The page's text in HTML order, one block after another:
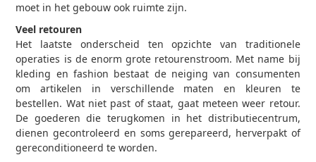
moet in het gebouw ook ruimte zijn.
Veel retouren
Het laatste onderscheid ten opzichte van traditionele
operaties is de enorm grote retourenstroom. Met name bij
kleding en fashion bestaat de neiging van consumenten
om artikelen in verschillende maten en kleuren te
bestellen. Wat niet past of staat, gaat meteen weer retour.
De goederen die terugkomen in het distributiecentrum,
dienen gecontroleerd en soms gerepareerd, herverpakt of
gereconditioneerd te worden.